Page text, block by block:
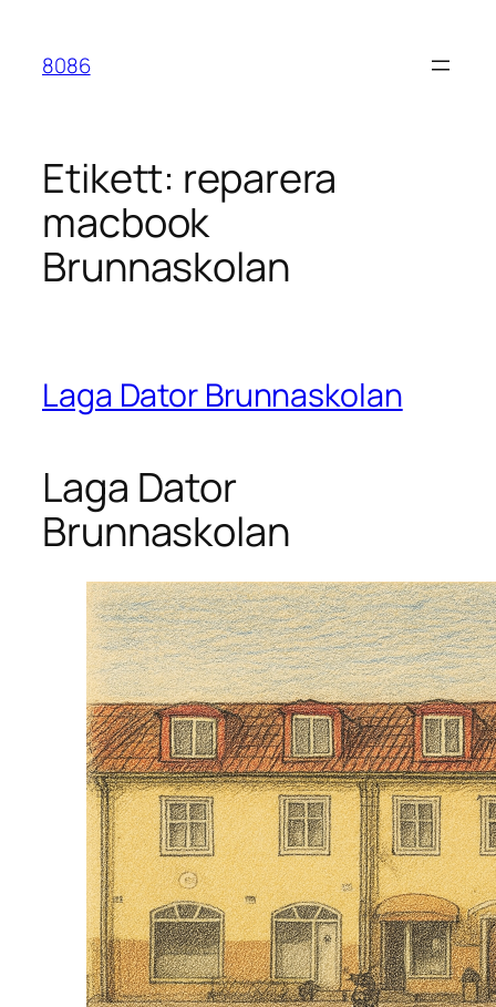
innehåll
8086
Etikett: reparera
macbook
Brunnaskolan
Laga Dator Brunnaskolan
Laga Dator
Brunnaskolan